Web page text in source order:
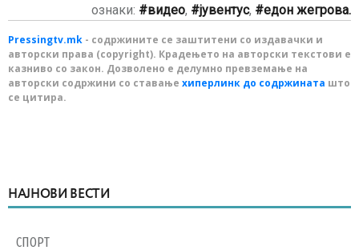
ознаки:
видео, јувентус, едон жегрова.
Pressingtv.mk - содржините се заштитени со издавачки и
авторски права (copyright). Крадењето на авторски текстови е
казниво со закон. Дозволено е делумно превземање на
авторски содржини со ставање хиперлинк до содржината што
се цитира.
НАЈНОВИ ВЕСТИ
СПОРТ